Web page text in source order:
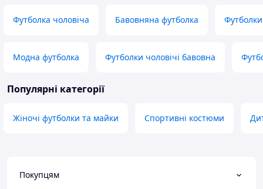
Футболка чоловіча Бавовняна футболка Футболки
Модна футболка Футболки чоловічі бавовна
Популярні категорії
Жіночі футболки та майки Спортивні костюми
Покупцям